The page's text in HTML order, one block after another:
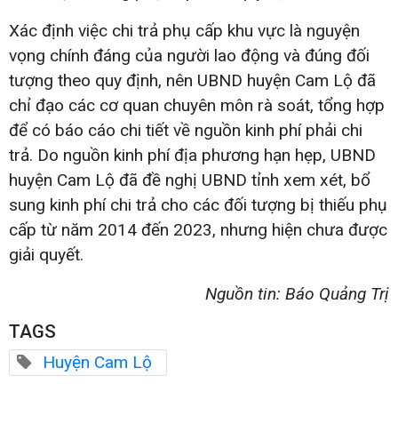
Xác định việc chi trả phụ cấp khu vực là nguyện
vọng chính đáng của người lao động và đúng đối
tượng theo quy định, nên UBND huyện Cam Lộ đã
chỉ đạo các cơ quan chuyên môn rà soát, tổng hợp
để có báo cáo chi tiết về nguồn kinh phí phải chi
trả. Do nguồn kinh phí địa phương hạn hẹp, UBND
huyện Cam Lộ đã đề nghị UBND tỉnh xem xét, bổ
sung kinh phí chi trả cho các đối tượng bị thiếu phụ
cấp từ năm 2014 đến 2023, nhưng hiện chưa được
giải quyết.
Nguồn tin: Báo Quảng Trị
TAGS
Huyện Cam Lộ